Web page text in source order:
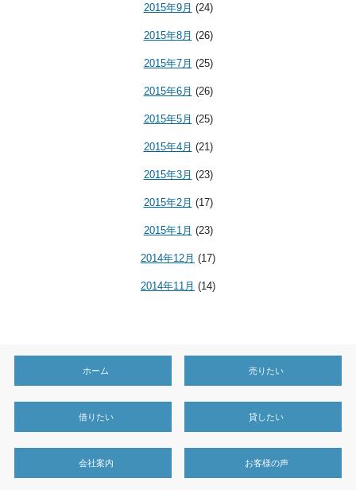
2015年9月 (24)
2015年8月 (26)
2015年7月 (25)
2015年6月 (26)
2015年5月 (25)
2015年4月 (21)
2015年3月 (23)
2015年2月 (17)
2015年1月 (23)
2014年12月 (17)
2014年11月 (14)
ホーム 売りたい
借りたい 貸したい
会社案内 お客様の声